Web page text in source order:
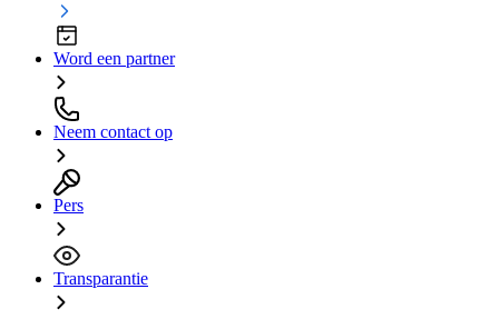
Word een partner
Neem contact op
Pers
Transparantie